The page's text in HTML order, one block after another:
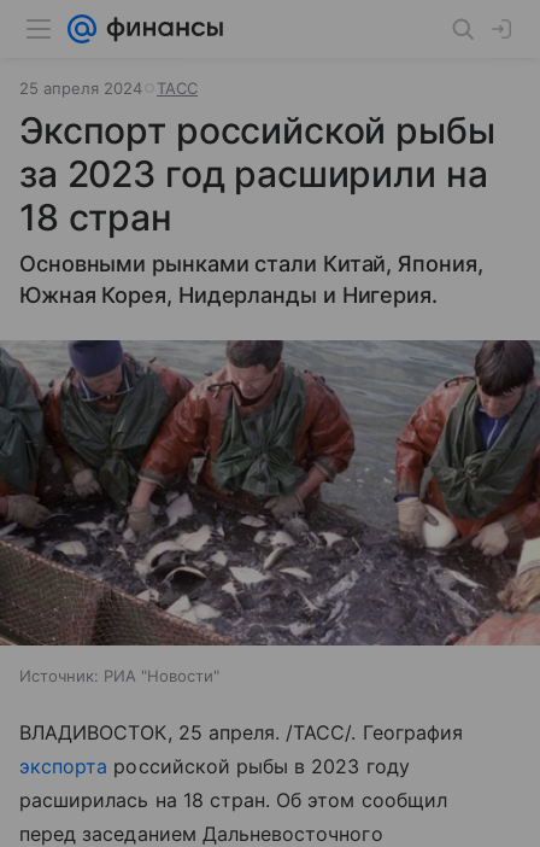
25 апреля 2024 ТАСС
Экспорт российской рыбы
за 2023 год расширили на
18 стран
Основными рынками стали Китай, Япония,
Южная Корея, Нидерланды и Нигерия.
Источник: РИА "Новости"
ВЛАДИВОСТОК, 25 апреля. /ТАСС/. География
экспорта российской рыбы в 2023 году
расширилась на 18 стран. Об этом сообщил
перед заседанием Дальневосточного